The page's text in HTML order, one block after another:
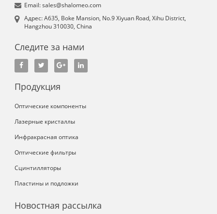
Email: sales@shalomeo.com
Aдрес: A635, Boke Mansion, No.9 Xiyuan Road, Xihu District,
Hangzhou 310030, China
Следите за нами
Продукция
Оптические компоненты
Лазерные кристаллы
Инфракрасная оптика
Оптические фильтры
Сцинтилляторы
Пластины и подложки
Новостная рассылка